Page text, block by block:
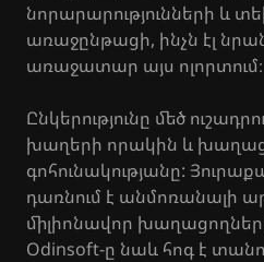
նորարարությունների և
առաջընթացի, ինչն էլ
առաջատար այս ոլորտում։
Ընկերությունը մեծ
խաղերի որակին և
գոհունակությանը:
դառնում է անմոռանալի
միլիոնավոր
Odinsoft-ը նաև հոգ է